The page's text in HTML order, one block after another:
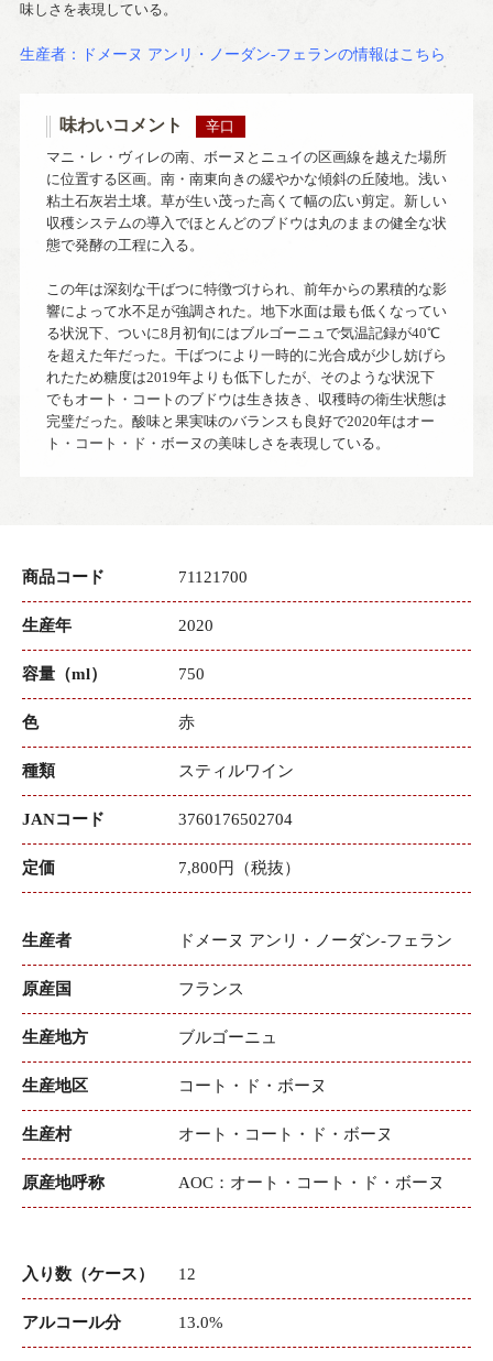
味しさを表現している。
生産者：ドメーヌ アンリ・ノーダン-フェランの情報はこちら
味わいコメント
辛口
マニ・レ・ヴィレの南、ボーヌとニュイの区画線を越えた場所
に位置する区画。南・南東向きの緩やかな傾斜の丘陵地。浅い
粘土石灰岩土壌。草が生い茂った高くて幅の広い剪定。新しい
収穫システムの導入でほとんどのブドウは丸のままの健全な状
態で発酵の工程に入る。
この年は深刻な干ばつに特徴づけられ、前年からの累積的な影
響によって水不足が強調された。地下水面は最も低くなってい
る状況下、ついに8月初旬にはブルゴーニュで気温記録が40℃
を超えた年だった。干ばつにより一時的に光合成が少し妨げら
れたため糖度は2019年よりも低下したが、そのような状況下
でもオート・コートのブドウは生き抜き、収穫時の衛生状態は
完璧だった。酸味と果実味のバランスも良好で2020年はオー
ト・コート・ド・ボーヌの美味しさを表現している。
商品コード 71121700
生産年 2020
容量（ml） 750
色 赤
種類 スティルワイン
JANコード 3760176502704
定価 7,800円（税抜）
生産者 ドメーヌ アンリ・ノーダン-フェラン
原産国 フランス
生産地方 ブルゴーニュ
生産地区 コート・ド・ボーヌ
生産村 オート・コート・ド・ボーヌ
原産地呼称 AOC：オート・コート・ド・ボーヌ
入り数（ケース） 12
アルコール分 13.0%